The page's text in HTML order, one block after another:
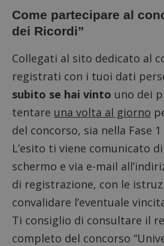
Come partecipare al
dei Ricordi”
Collegati al sito dedicato al
registrati con i tuoi dati
subito se hai vinto uno dei
tentare una volta al giorno
del concorso, sia nella Fase 1
L’esito ti viene comunicato
schermo e via e-mail
di registrazione, con le
convalidare l’eventuale
Ti consiglio di consultare il
completo del concorso